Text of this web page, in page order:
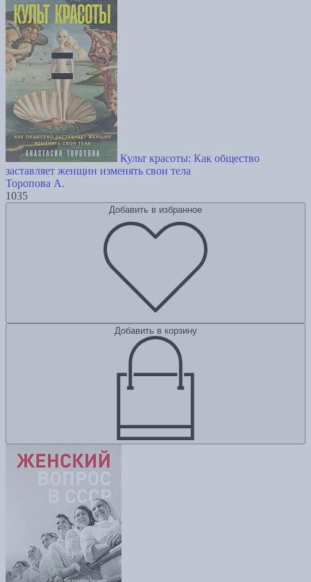
Культ красоты: Как общество
заставляет женщин изменять свои тела
Торопова А.
1035
Добавить в избранное
Добавить в корзину